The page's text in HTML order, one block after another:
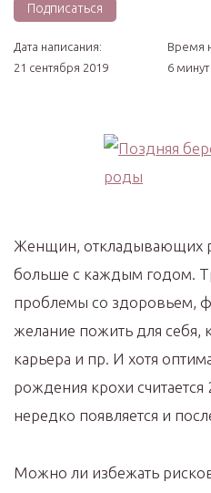
Подписаться
Дата написания:
21 сентября 2019
Время
6 минут
Женщин, откладывающих
больше с каждым годом.
проблемы со здоровьем,
желание пожить для себя,
карьера и пр. И хотя
рождения крохи
нередко появляется и
Можно ли избежать